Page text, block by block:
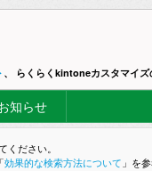
、 らくらくkintoneカスタマイズ
知らせ
ださい。
効果的な検索方法について 」を